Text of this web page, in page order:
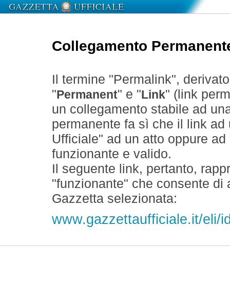
Collegamento
Il termine "Permalink",
" Permanent" e " Link" (link
un collegamento stabile ad
permanente fa sì che il link
Ufficiale" ad un atto oppure
funzionante e valido.
Il seguente link, pertanto,
"funzionante" che consente
Gazzetta selezionata:
www.gazzettaufficiale.it/eli/